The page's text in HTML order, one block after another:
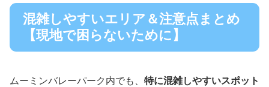
混雑しやすいエリア＆注意点まとめ
【現地で困らないために】
ムーミンバレーパーク内でも、 特に混雑しやすいスポット